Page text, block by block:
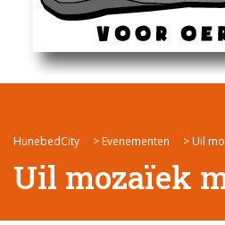
HunebedCity > Evenementen > Uil
Uil mozaïek